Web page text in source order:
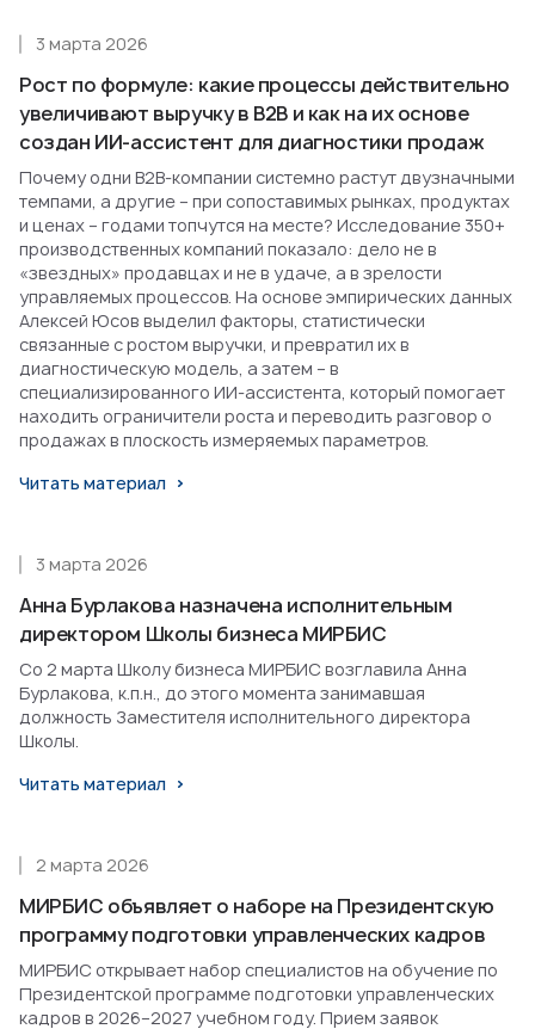
Рост по формуле: какие процессы действительно
увеличивают выручку в B2B и как на их основе
создан ИИ-ассистент для диагностики продаж
3 марта 2026
Почему одни B2B-компании системно растут двузначными
темпами, а другие – при сопоставимых рынках, продуктах
и ценах – годами топчутся на месте? Исследование 350+
производственных компаний показало: дело не в
«звездных» продавцах и не в удаче, а в зрелости
управляемых процессов. На основе эмпирических данных
Алексей Юсов выделил факторы, статистически
связанные с ростом выручки, и превратил их в
диагностическую модель, а затем – в
специализированного ИИ-ассистента, который помогает
находить ограничители роста и переводить разговор о
продажах в плоскость измеряемых параметров.
Читать материал
Анна Бурлакова назначена исполнительным
директором Школы бизнеса МИРБИС
3 марта 2026
Со 2 марта Школу бизнеса МИРБИС возглавила Анна
Бурлакова, к.п.н., до этого момента занимавшая
должность Заместителя исполнительного директора
Школы.
Читать материал
МИРБИС объявляет о наборе на Президентскую
программу подготовки управленческих кадров
2 марта 2026
МИРБИС открывает набор специалистов на обучение по
Президентской программе подготовки управленческих
кадров в 2026–2027 учебном году. Прием заявок